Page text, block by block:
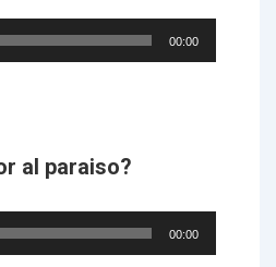
00:00
al paraiso?
00:00